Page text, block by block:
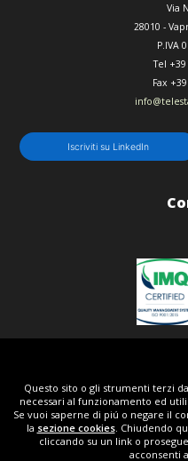
Via
28010 -
P.IVA
Tel
Fax
Iscriviti su LinkedIn
© Copyright 2018 | All Rights Reserved |
W
Questo sito o gli strumenti terzi
necessari al funzionamento ed
Se vuoi saperne di piú o negare il
la sezione cookies. Chiudendo
cliccando su un link o
acconsenti